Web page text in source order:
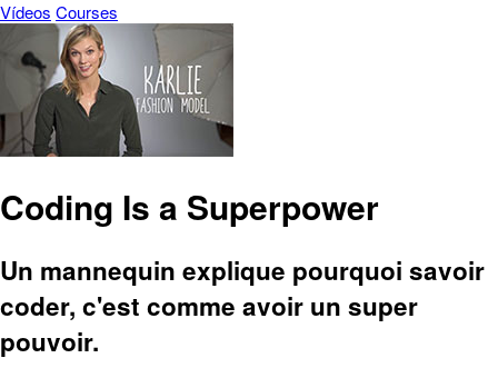
Vídeos Courses
Coding Is a Superpower
Un mannequin explique pourquoi savoir
coder, c'est comme avoir un super
pouvoir.